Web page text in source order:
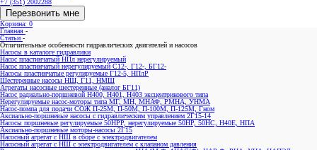
Перезвонить мне
Корзина: 0
Главная -
Статьи -
Отличительные особенности гидравлических двигателей и насосов
Насосы в каталоге гидравлики
Насос пластинчатый НПл нерегулируемый
Насос пластинчатый нерегулируемый С12-, Г12-, БГ12-
Насосы пластинчатые регулируемые Г12-5, НПлР
Шестеренные насосы НШ, Г11, НМШ
Агрегаты насосные шестеренные (аналог БГ11)
Насос радиально-поршневой Н400, Н401, Н403 эксцентрикового типа
Нерегулируемые насос-моторы типа МГ, МН, МНАФ, РМНА, УНМА
Насос-помпа для подачи СОЖ П-25М, П-50М, П-100М, П-125М, Гном
Аксиально-поршневые насосы с гидравлическим управлением 2Г15-14
Насосы поршневые регулируемые 50НРР, нерегулируемые 50НР, 50НС, Н40Е, НПА
Аксиально-поршневые моторы-насосы 2Г15
Насосный агрегат с НШ в сборе с электродвигателем
Насосный агрегат с НШ с электродвигателем с клапаном давления
Регулируемые насосы аксиально-поршневые 1НА4М-Ф, 1НАС(Ф), НАР-Ф, РНА, УНА, НАПЭЛ